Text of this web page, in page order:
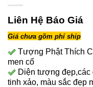
Liên Hệ Báo Giá
Giá chưa gồm phí ship
Tượng Phật Thích
men cổ
Diện tượng
tinh xảo, màu sắc đẹp